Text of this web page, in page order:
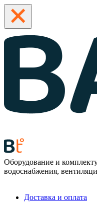
Оборудование и
водоснабжения,
Доставка и оплата